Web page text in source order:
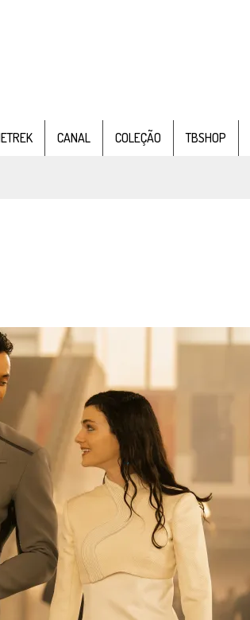
CANAL COLEÇÃO TBSHOP
STRANGE NEW WORDS
INCIDENT” (4×02)
ERA NA SDCC
SOBRE DIFERENTES PONTOS DE VISTA